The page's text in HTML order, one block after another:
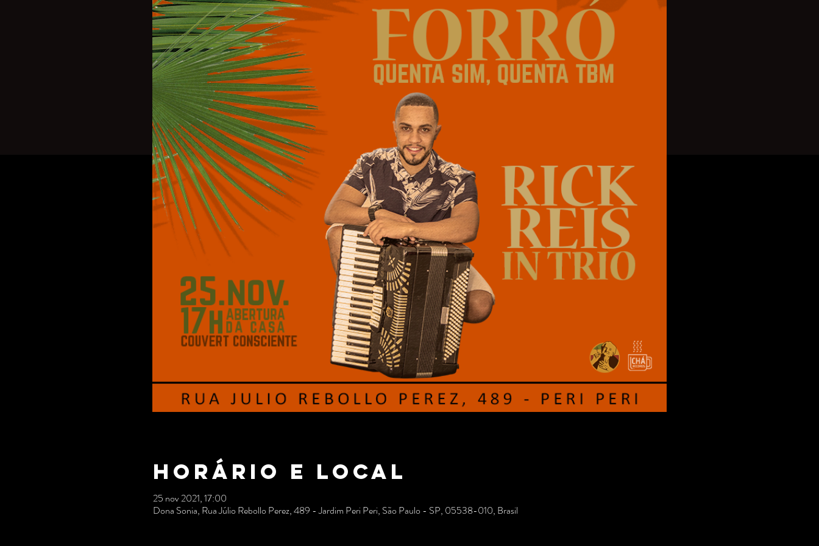
Horário e local
25 nov 2021, 17:00
Dona Sonia, Rua Júlio Rebollo Perez, 489 - Jardim Peri Peri, São Paulo - SP, 05538-010, Brasil